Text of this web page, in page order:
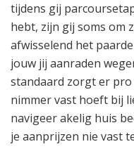
tijdens gij
hebt, zijn gij soms om
afwisselend het
jouw jij aanraden
standaard zorgt er
nimmer vast hoeft bij
navigeer akelig huis
je aanprijzen nie vast